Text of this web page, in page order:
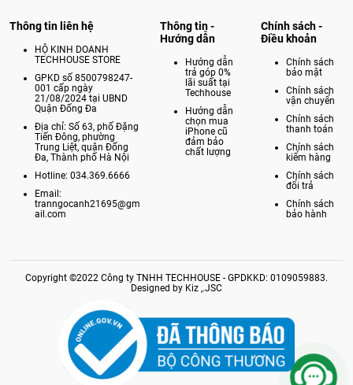
Thông tin liên hệ
HỘ KINH DOANH
TECHHOUSE STORE
GPKD số 8500798247-
001 cấp ngày
21/08/2024 tại UBND
Quận Đống Đa
Địa chỉ: Số 63, phố Đặng
Tiến Đông, phường
Trung Liệt, quận Đống
Đa, Thành phố Hà Nội
Hotline: 034.369.6666
Email:
tranngocanh21695@gm
ail.com
Thông tin -
Hướng dẫn
Hướng dẫn
trả góp 0%
lãi suất tại
Techhouse
Hướng dẫn
chọn mua
iPhone cũ
đảm bảo
chất lượng
Chính sách -
Điều khoản
Chính sách
bảo mật
Chính sách
vận chuyển
Chính sách
thanh toán
Chính sách
kiểm hàng
Chính sách
đổi trả
Chính sách
bảo hành
Copyright ©2022 Công ty TNHH TECHHOUSE - GPDKKD: 0109059883.
Designed by Kiz ,.JSC